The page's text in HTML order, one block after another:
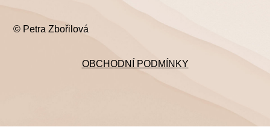
© Petra Zbořilová
OBCHODNÍ PODMÍNKY